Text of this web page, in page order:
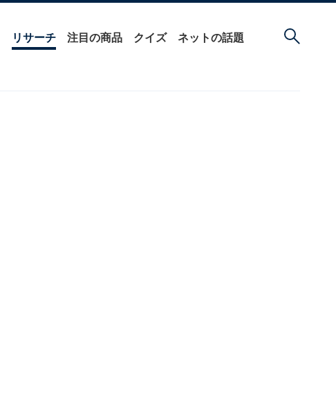
リサーチ 注目の商品 クイズ ネットの話題